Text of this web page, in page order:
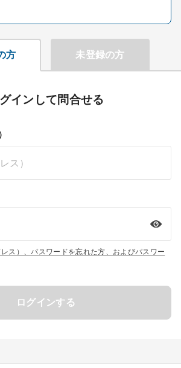
えの方
の方
方 未登録の方
インして問合せる
ス）、パスワードを忘れた方、およびパスワー
ログインする